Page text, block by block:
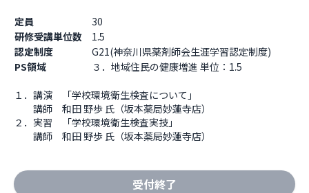
定員
30
研修受講単位数
1.5
認定制度
G21(神奈川県薬剤師会生涯学習認定制度)
PS領域
３．地域住民の健康増進 単位：1.5
１．講演　「学校環境衛生検査について」
講師　和田 野歩 氏（坂本薬局妙蓮寺店）
２．実習　「学校環境衛生検査実技」
講師　和田 野歩 氏（坂本薬局妙蓮寺店）
受付終了